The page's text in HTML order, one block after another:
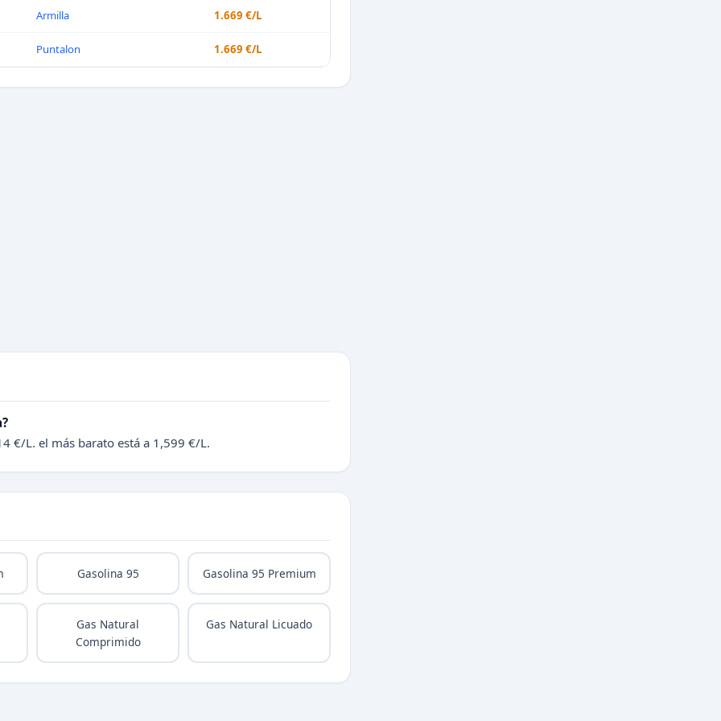
Armilla 1.669 €/L
Puntalon 1.669 €/L
€/L. el más barato está a 1,599 €/L.
Gasolina 95 Gasolina 95 Premium
Gas Natural
Comprimido
Gas Natural Licuado